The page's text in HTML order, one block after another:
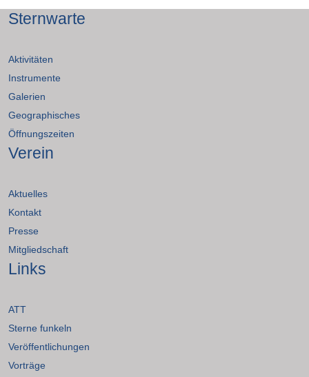
Sternwarte
Aktivitäten
Instrumente
Galerien
Geographisches
Öffnungszeiten
Verein
Aktuelles
Kontakt
Presse
Mitgliedschaft
Links
ATT
Sterne funkeln
Veröffentlichungen
Vorträge